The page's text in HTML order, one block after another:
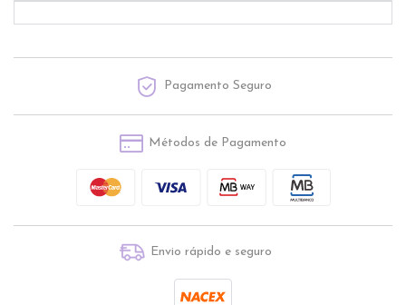
Pagamento Seguro
Métodos de Pagamento
Envio rápido e seguro